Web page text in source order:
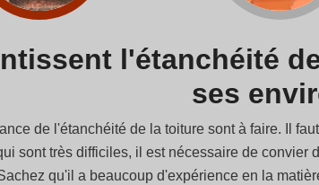
l'étanchéité
ses
de l'étanchéité de la toiture sont à faire. Il
sont très difficiles, il est nécessaire de
qu'il a beaucoup d'expérience en la